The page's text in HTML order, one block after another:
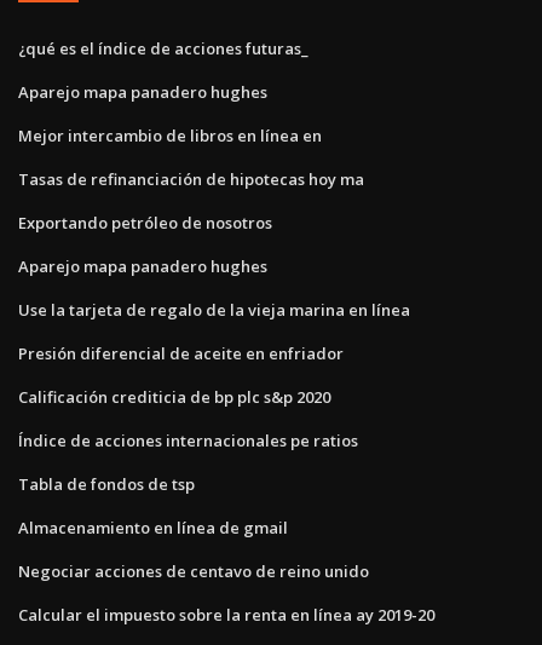
¿qué es el índice de acciones futuras_
Aparejo mapa panadero hughes
Mejor intercambio de libros en línea en
Tasas de refinanciación de hipotecas hoy ma
Exportando petróleo de nosotros
Aparejo mapa panadero hughes
Use la tarjeta de regalo de la vieja marina en línea
Presión diferencial de aceite en enfriador
Calificación crediticia de bp plc s&p 2020
Índice de acciones internacionales pe ratios
Tabla de fondos de tsp
Almacenamiento en línea de gmail
Negociar acciones de centavo de reino unido
Calcular el impuesto sobre la renta en línea ay 2019-20